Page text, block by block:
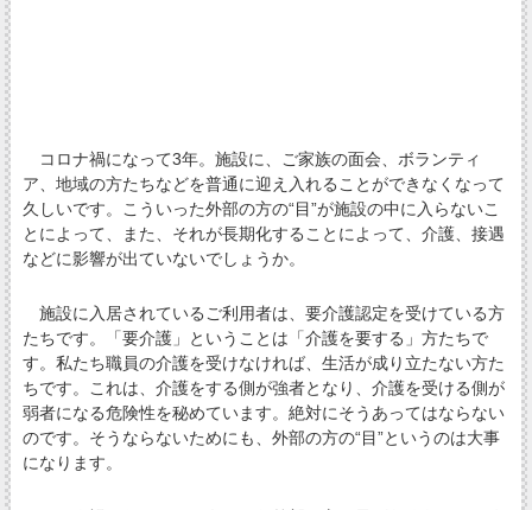
コロナ禍になって3年。施設に、ご家族の面会、ボランティ
ア、地域の方たちなどを普通に迎え入れることができなくなって
久しいです。こういった外部の方の“目”が施設の中に入らないこ
とによって、また、それが長期化することによって、介護、接遇
などに影響が出ていないでしょうか。
施設に入居されているご利用者は、要介護認定を受けている方
たちです。「要介護」ということは「介護を要する」方たちで
す。私たち職員の介護を受けなければ、生活が成り立たない方た
ちです。これは、介護をする側が強者となり、介護を受ける側が
弱者になる危険性を秘めています。絶対にそうあってはならない
のです。そうならないためにも、外部の方の“目”というのは大事
になります。